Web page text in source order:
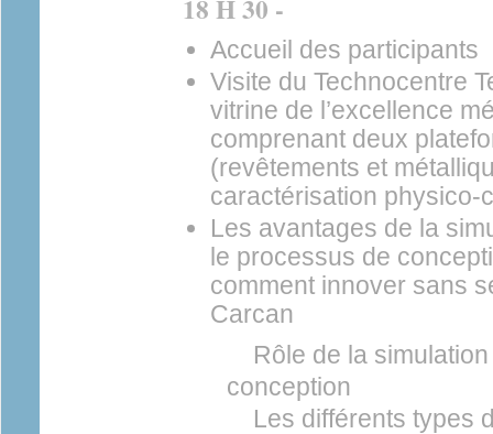
18 H 30 -
Accueil des participants
Visite du Technocentre
vitrine de l’excellence
comprenant deux
(revêtements et
caractérisation physico-
Les avantages de la
le processus de
comment innover sans
Carcan
Rôle de la
conception
Les différents types